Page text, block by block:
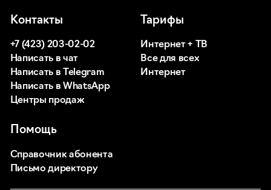
Помощь
Справочник абонента
Письмо директору
Тарифы
Интернет + ТВ
Все для всех
Интернет
Контакты
+7 (423) 203-02-02
Написать в чат
Написать в Telegram
Написать в WhatsApp
Центры продаж